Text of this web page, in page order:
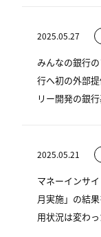
2025.05.27
みんなの銀行
行へ初の外部
リー開発の銀
2025.05.21
マネーインサ
月実施」の結
用状況は変わ